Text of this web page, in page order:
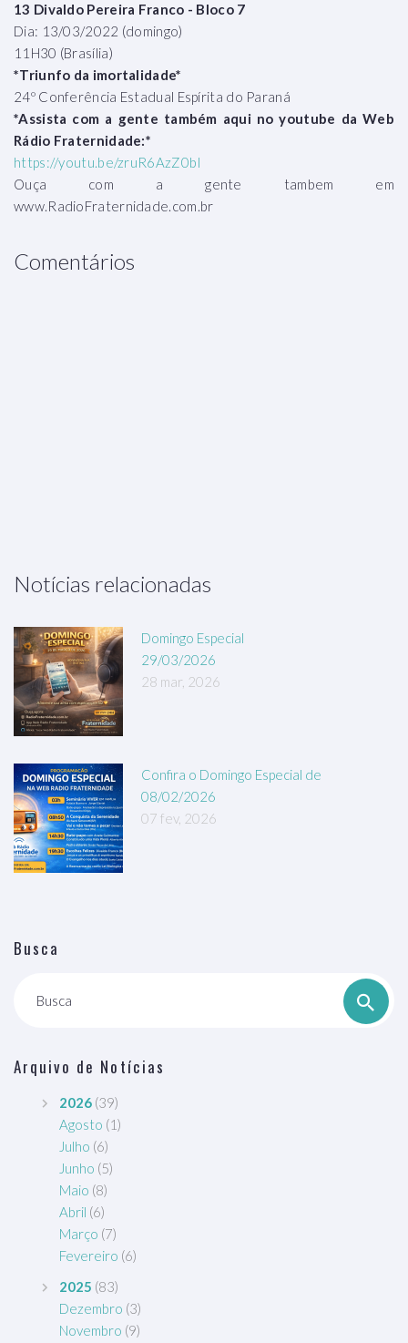
13 Divaldo Pereira Franco - Bloco 7
Dia: 13/03/2022 (domingo)
11H30 (Brasília)
*Triunfo da imortalidade*
24º Conferência Estadual Espírita do Paraná
*Assista com a gente também aqui no youtube da Web
Rádio Fraternidade:*
https://youtu.be/zruR6AzZ0bI
Ouça com a gente tambem em
www.RadioFraternidade.com.br
Comentários
Notícias relacionadas
Domingo Especial
29/03/2026
28 mar, 2026
Confira o Domingo Especial de
08/02/2026
07 fev, 2026
Busca
Busca
Arquivo de Notícias
2026 (39)
Agosto (1)
Julho (6)
Junho (5)
Maio (8)
Abril (6)
Março (7)
Fevereiro (6)
2025 (83)
Dezembro (3)
Novembro (9)